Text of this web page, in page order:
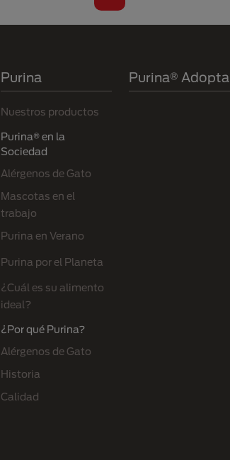
Purina
Nuestros productos
Purina® en la
Sociedad
Alérgenos de Gato
Mascotas en el
trabajo
Purina en Verano
Purina por el Planeta
¿Cuál es su alimento
ideal?
¿Por qué Purina?
Alérgenos de Gato
Historia
Calidad
Purina® Adopta